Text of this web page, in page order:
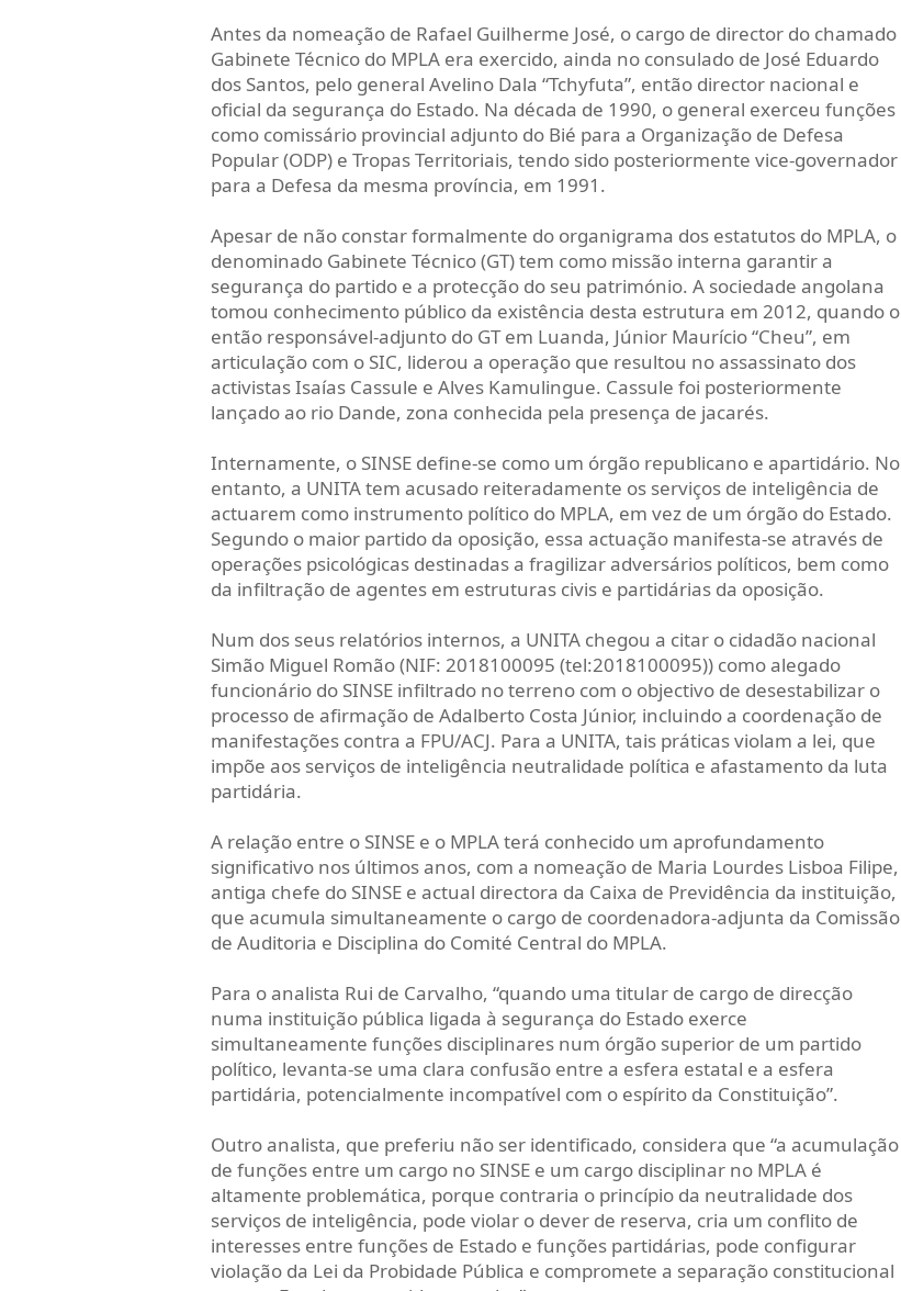
Antes da nomeação de Rafael Guilherme José, o cargo de director do chamado
Gabinete Técnico do MPLA era exercido, ainda no consulado de José Eduardo
dos Santos, pelo general Avelino Dala “Tchyfuta”, então director nacional e
oficial da segurança do Estado. Na década de 1990, o general exerceu funções
como comissário provincial adjunto do Bié para a Organização de Defesa
Popular (ODP) e Tropas Territoriais, tendo sido posteriormente vice-governador
para a Defesa da mesma província, em 1991.
Apesar de não constar formalmente do organigrama dos estatutos do MPLA, o
denominado Gabinete Técnico (GT) tem como missão interna garantir a
segurança do partido e a protecção do seu património. A sociedade angolana
tomou conhecimento público da existência desta estrutura em 2012, quando o
então responsável-adjunto do GT em Luanda, Júnior Maurício “Cheu”, em
articulação com o SIC, liderou a operação que resultou no assassinato dos
activistas Isaías Cassule e Alves Kamulingue. Cassule foi posteriormente
lançado ao rio Dande, zona conhecida pela presença de jacarés.
Internamente, o SINSE define-se como um órgão republicano e apartidário. No
entanto, a UNITA tem acusado reiteradamente os serviços de inteligência de
actuarem como instrumento político do MPLA, em vez de um órgão do Estado.
Segundo o maior partido da oposição, essa actuação manifesta-se através de
operações psicológicas destinadas a fragilizar adversários políticos, bem como
da infiltração de agentes em estruturas civis e partidárias da oposição.
Num dos seus relatórios internos, a UNITA chegou a citar o cidadão nacional
Simão Miguel Romão (NIF: 2018100095 (tel:2018100095)) como alegado
funcionário do SINSE infiltrado no terreno com o objectivo de desestabilizar o
processo de afirmação de Adalberto Costa Júnior, incluindo a coordenação de
manifestações contra a FPU/ACJ. Para a UNITA, tais práticas violam a lei, que
impõe aos serviços de inteligência neutralidade política e afastamento da luta
partidária.
A relação entre o SINSE e o MPLA terá conhecido um aprofundamento
significativo nos últimos anos, com a nomeação de Maria Lourdes Lisboa Filipe,
antiga chefe do SINSE e actual directora da Caixa de Previdência da instituição,
que acumula simultaneamente o cargo de coordenadora-adjunta da Comissão
de Auditoria e Disciplina do Comité Central do MPLA.
Para o analista Rui de Carvalho, “quando uma titular de cargo de direcção
numa instituição pública ligada à segurança do Estado exerce
simultaneamente funções disciplinares num órgão superior de um partido
político, levanta-se uma clara confusão entre a esfera estatal e a esfera
partidária, potencialmente incompatível com o espírito da Constituição”.
Outro analista, que preferiu não ser identificado, considera que “a acumulação
de funções entre um cargo no SINSE e um cargo disciplinar no MPLA é
altamente problemática, porque contraria o princípio da neutralidade dos
serviços de inteligência, pode violar o dever de reserva, cria um conflito de
interesses entre funções de Estado e funções partidárias, pode configurar
violação da Lei da Probidade Pública e compromete a separação constitucional